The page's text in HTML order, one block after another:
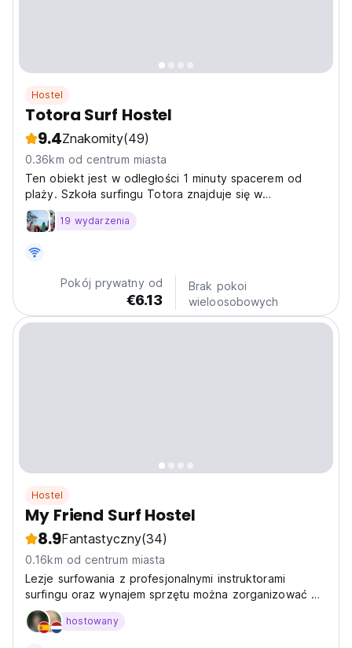
Hostel
Totora Surf Hostel
9.4Znakomity(49)
0.36km od centrum miasta
Ten obiekt jest w odległości 1 minuty spacerem od
plaży. Szkoła surfingu Totora znajduje się w
Huanchaco, Fre.
19 wydarzenia
Pokój prywatny od
€6.13
Brak pokoi
wieloosobowych
Hostel
My Friend Surf Hostel
8.9Fantastyczny(34)
0.16km od centrum miasta
Lezje surfowania z profesjonalnymi instruktorami
surfingu oraz wynajem sprzętu można zorganizować w
hostelu!!
hostowany